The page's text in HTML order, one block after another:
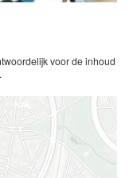
voor de inhoud